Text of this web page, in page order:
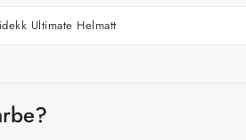
Ultimate Helmatt